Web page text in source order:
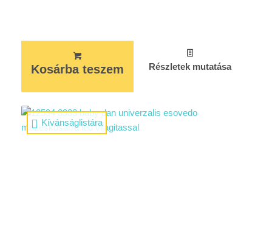
Kosárba teszem Részletek mutatása
Kívánságlistára